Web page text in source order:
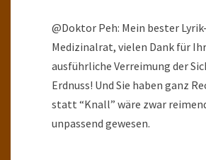
@Doktor Peh: Mein bester
Medizinalrat, vielen Dank für
ausführliche Verreimung der
Erdnuss! Und Sie haben ganz
statt “Knall” wäre zwar
unpassend gewesen.